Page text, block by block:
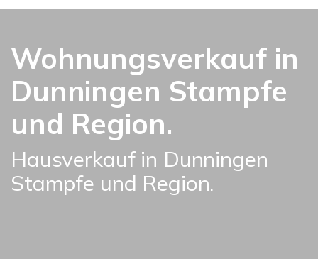
Wohnungsverkauf in
Dunningen Stampfe
und Region.
Hausverkauf in Dunningen
Stampfe und Region.